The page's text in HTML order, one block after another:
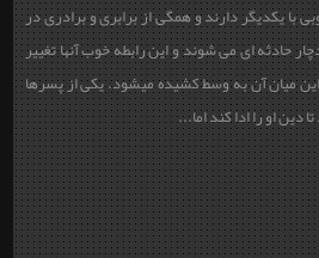
با یکدیگر دارند و همگی از برابری و برادری در
حادثه ای می شوند و این رابطه خوب آنها تغییر
میان آن به وسط کشیده میشود. یکی از پسرها
او را ادا کند اما...